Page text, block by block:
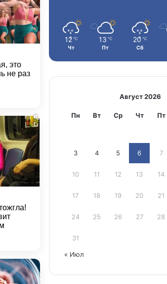
это
не раз
i
12 ℃
Чт
13 ℃
Пт
20 ℃
Сб
Август 2026
Пн Вт Ср Чт Пт
3 4 5 6 7
10 11 12 13 14
17 18 19 20 21
24 25 26 27 28
31
« Июл